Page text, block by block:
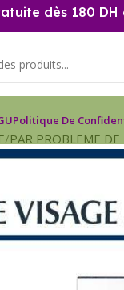
dès 180 DH
Politique De
PAR PROBLEME DE